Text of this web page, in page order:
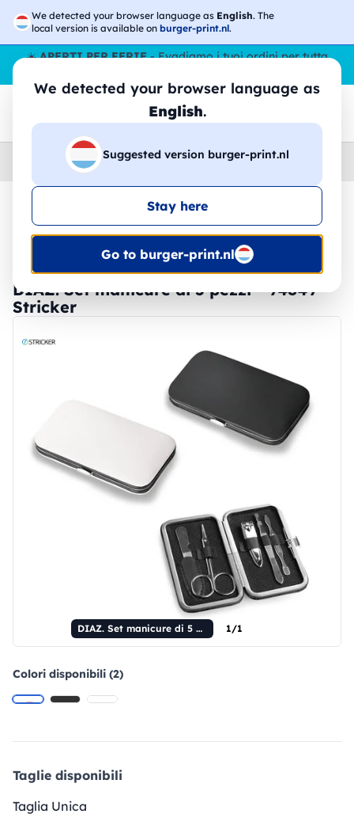
We detected your browser language as English. The
local version is available on burger-print.nl.
We detected your browser language as
English.
Suggested version burger-print.nl
Stay here
Go to burger-print.nl
☀️APERTI PER FERIE- Evadiamo i tuoi ordini per tutta
Accessori › Gadget
🔥 -30% Stampa DTF
DIAZ. Set manicure di 5 pezzi - 94849 -
Stricker
DIAZ. Set manicure di 5 pezzi 1/1
Colori disponibili (2)
Taglie disponibili
Taglia Unica